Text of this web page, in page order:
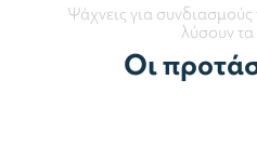
Ψάχνεις για
λύσουν τα
Οι